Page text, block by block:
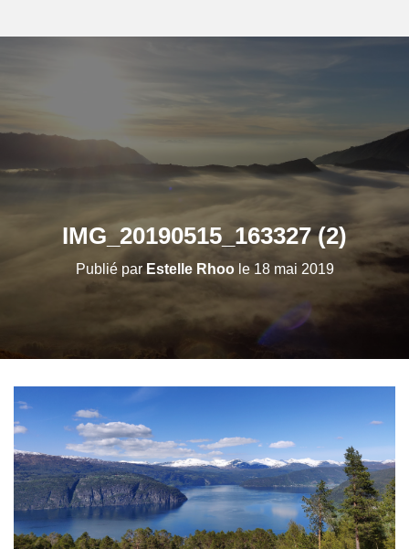
IMG_20190515_163327 (2)
Publié parEstelle Rhoole18 mai 2019